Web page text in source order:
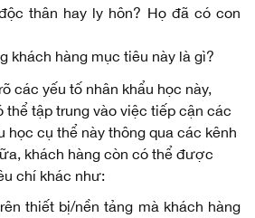
thân hay ly hôn? Họ đã có con
khách hàng mục tiêu này là gì?
các yếu tố nhân khẩu học này,
tập trung vào việc tiếp cận các
học cụ thể này thông qua các kênh
khách hàng còn có thể được
chí khác như:
thiết bị/nền tảng mà khách hàng